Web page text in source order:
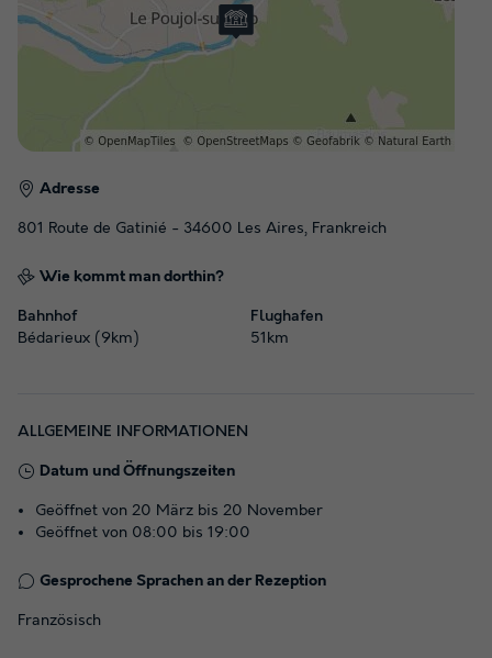
Adresse
801 Route de Gatinié - 34600 Les Aires, Frankreich
Wie kommt man dorthin?
Bahnhof
Bédarieux (9km)
Flughafen
51km
ALLGEMEINE INFORMATIONEN
Datum und Öffnungszeiten
Geöffnet von 20 März bis 20 November
Geöffnet von 08:00 bis 19:00
Gesprochene Sprachen an der Rezeption
Französisch